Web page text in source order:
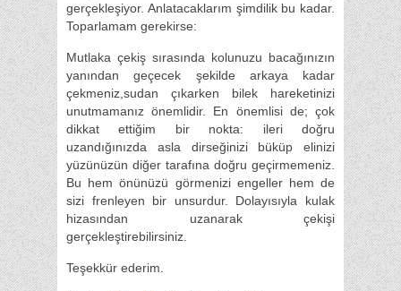
gerçekleşiyor. Anlatacaklarım şimdilik bu kadar.
Toparlamam gerekirse:
Mutlaka çekiş sırasında kolunuzu bacağınızın
yanından geçecek şekilde arkaya kadar
çekmeniz,sudan çıkarken bilek hareketinizi
unutmamanız önemlidir. En önemlisi de; çok
dikkat ettiğim bir nokta: ileri doğru
uzandığınızda asla dirseğinizi büküp elinizi
yüzünüzün diğer tarafına doğru geçirmemeniz.
Bu hem önünüzü görmenizi engeller hem de
sizi frenleyen bir unsurdur. Dolayısıyla kulak
hizasından uzanarak çekişi
gerçekleştirebilirsiniz.
Teşekkür ederim.